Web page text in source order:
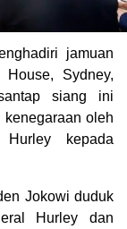
jamuan
Sydney,
siang ini
oleh
kepada
Jokowi duduk
Hurley dan